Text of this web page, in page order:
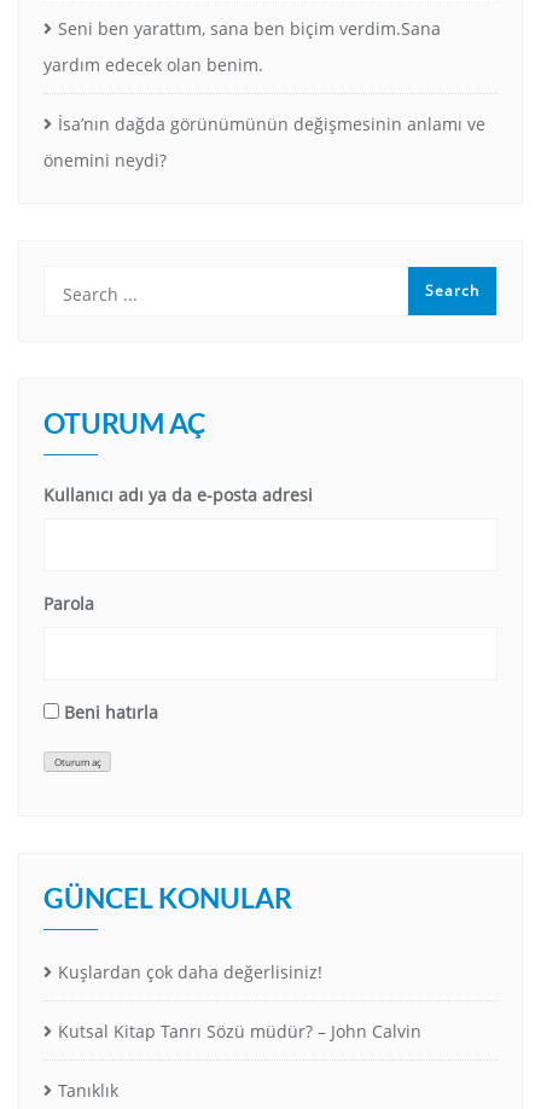
Seni ben yarattım, sana ben biçim verdim.Sana
yardım edecek olan benim.
İsa’nın dağda görünümünün değişmesinin anlamı ve
önemini neydi?
OTURUM AÇ
Kullanıcı adı ya da e-posta adresi
Parola
Beni hatırla
Oturum aç
GÜNCEL KONULAR
Kuşlardan çok daha değerlisiniz!
Kutsal Kitap Tanrı Sözü müdür? – John Calvin
Tanıklık